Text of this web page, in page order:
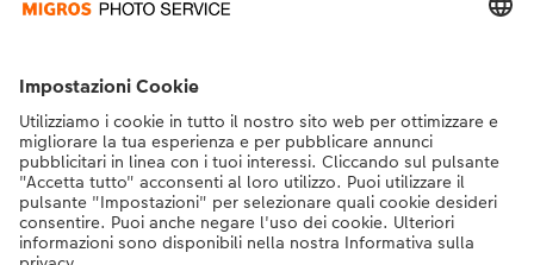
Se hai domande sui prodotti o sull'ordine, non esitare a contattarci dal
lunedì alla domenica dalle 9:00 alle 20:00 (esclusi i giorni festivi) al
numero di telefono043 5500 292 dal lunedì alla domenica, dalle 9:00 alle
20:00 (festività escluse)
DE|FR|IT